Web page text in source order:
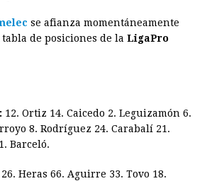
se afianza momentáneamente
de posiciones de la LigaPro
12. Ortiz 14. Caicedo 2. Leguizamón 6.
8. Rodríguez 24. Carabalí 21.
Barceló.
26. Heras 66. Aguirre 33. Tovo 18.